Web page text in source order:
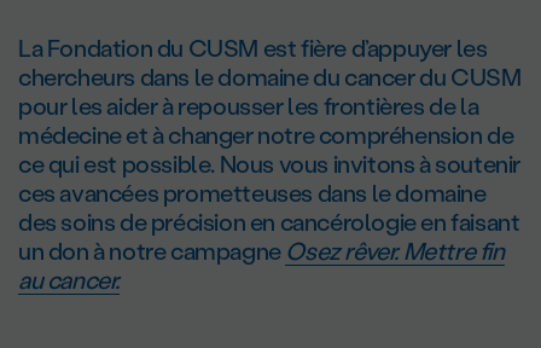
La Fondation du CUSM est fière d’appuyer les
chercheurs dans le domaine du cancer du CUSM
pour les aider à repousser les frontières de la
médecine et à changer notre compréhension de
ce qui est possible. Nous vous invitons à soutenir
ces avancées prometteuses dans le domaine
des soins de précision en cancérologie en faisant
un don à notre campagneOsez rêver. Mettre fin
au cancer.